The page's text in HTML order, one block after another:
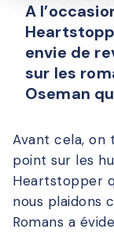
A
envie de
sur les
Oseman
Avant cela, on
point sur les
Heartstopper
nous plaidons
Romans a